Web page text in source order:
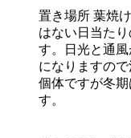
置き場所 葉焼
はない日当た
す。日光と通
になりますの
個体ですが冬
す。